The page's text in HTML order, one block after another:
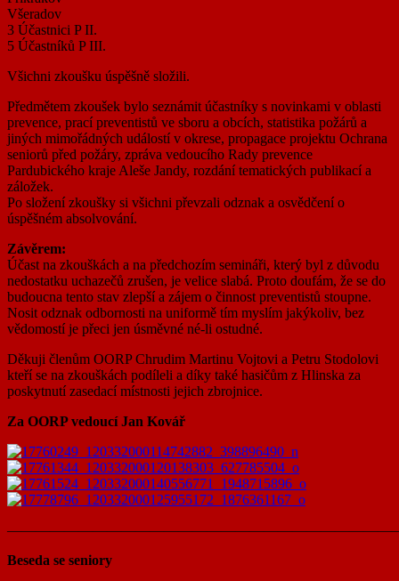
Všeradov
3 Účastnici P II.
5 Účastníků P III.
Všichni zkoušku úspěšně složili.
Předmětem zkoušek bylo seznámit účastníky s novinkami v oblasti
prevence, prací preventistů ve sboru a obcích, statistika požárů a
jiných mimořádných událostí v okrese, propagace projektu Ochrana
seniorů před požáry, zpráva vedoucího Rady prevence
Pardubického kraje Aleše Jandy, rozdání tematických publikací a
záložek.
Po složení zkoušky si všichni převzali odznak a osvědčení o
úspěšném absolvování.
Závěrem:
Účast na zkouškách a na předchozím semináři, který byl z důvodu
nedostatku uchazečů zrušen, je velice slabá. Proto doufám, že se do
budoucna tento stav zlepší a zájem o činnost preventistů stoupne.
Nosit odznak odbornosti na uniformě tím myslím jakýkoliv, bez
vědomostí je přeci jen úsměvné né-li ostudné.
Děkuji členům OORP Chrudim Martinu Vojtovi a Petru Stodolovi
kteří se na zkouškách podíleli a díky také hasičům z Hlinska za
poskytnutí zasedací místnosti jejich zbrojnice.
Za OORP vedoucí Jan Kovář
Beseda se seniory